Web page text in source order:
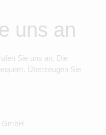
uns an
Sie uns an. Die
Überzeugen Sie